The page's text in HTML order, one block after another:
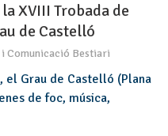
XVIII Trobada de
de Castelló
i Comunicació Bestiari
Grau de Castelló (Plana
de foc, música,